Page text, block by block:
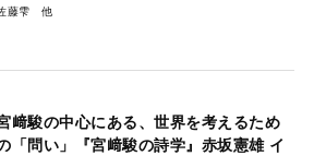
藤雫
﨑駿の中心にある、世界を考えるため
「問い」『宮﨑駿の詩学』赤坂憲雄 イ